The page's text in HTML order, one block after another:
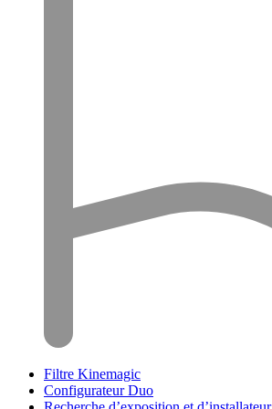
Filtre Kinemagic
Configurateur Duo